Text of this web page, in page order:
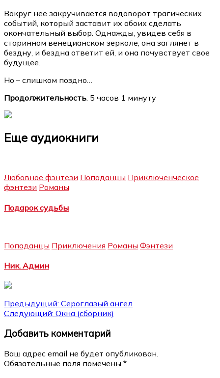
Вокруг нее закручивается водоворот трагических
событий, который заставит их обоих сделать
окончательный выбор. Однажды, увидев себя в
старинном венецианском зеркале, она заглянет в
бездну, и бездна ответит ей, и она почувствует свое
будущее.
Но – слишком поздно…
Продолжительность: 5 часов 1 минуту
Еще аудиокниги
Любовное фэнтези Попаданцы Приключенческое
фэнтези Романы
Подарок судьбы
Попаданцы Приключения Романы Фэнтези
Ник. Админ
Навигация
по
записям
Предыдущий: Сероглазый ангел
Следующий: Окна (сборник)
Добавить комментарий
Ваш адрес email не будет опубликован.
Обязательные поля помечены *